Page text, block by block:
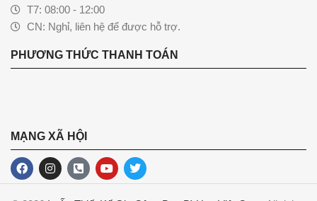
T7: 08:00 - 12:00
CN: Nghỉ, liên hệ để được hỗ trợ.
PHƯƠNG THỨC THANH TOÁN
MẠNG XÃ HỘI